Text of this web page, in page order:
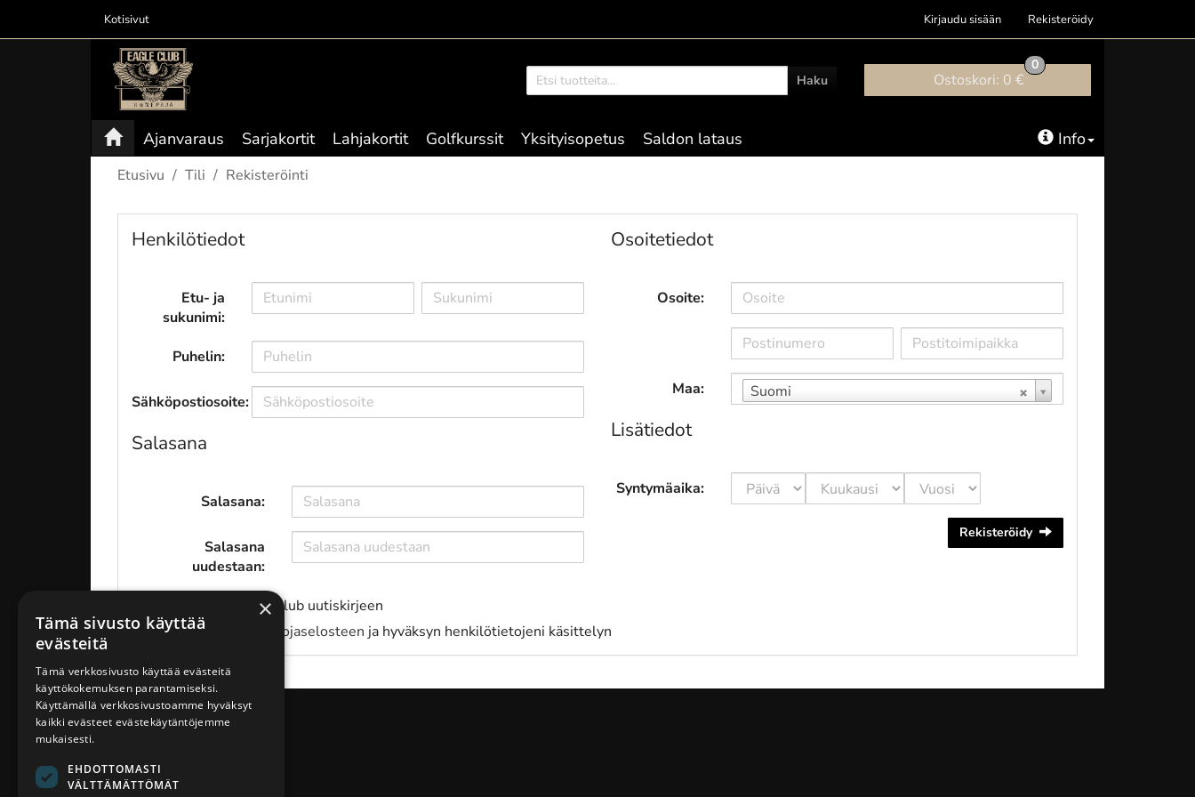
Kotisivut Kirjaudu sisään Rekisteröidy
Haku Ostoskori: 0 €
0
Ajanvaraus Sarjakortit Lahjakortit Golfkurssit Yksityisopetus Saldon lataus Info
Etusivu Tili Rekisteröinti
Henkilötiedot
Etu- ja
sukunimi:
Puhelin:
Sähköpostiosoite:
Salasana
Salasana:
Salasana
uudestaan:
Osoitetiedot
Osoite:
Maa: Suomi
Lisätiedot
Syntymäaika:
Rekisteröidy
Haluan tilata Eagle Club uutiskirjeen
Olen lukenut
tietosuojaselosteen ja hyväksyn henkilötietojeni käsittelyn
×
Tämä sivusto käyttää
evästeitä
Tämä verkkosivusto käyttää evästeitä
käyttökokemuksen parantamiseksi.
Käyttämällä verkkosivustoamme hyväksyt
kaikki evästeet evästekäytäntöjemme
mukaisesti.
EHDOTTOMASTI
VÄLTTÄMÄTTÖMÄT